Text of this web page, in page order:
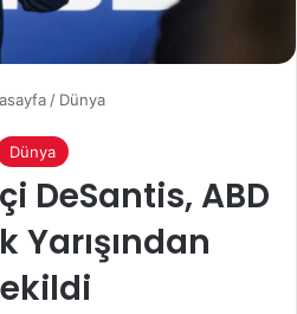
/ Dünya
Dünya
DeSantis, ABD
Yarışından